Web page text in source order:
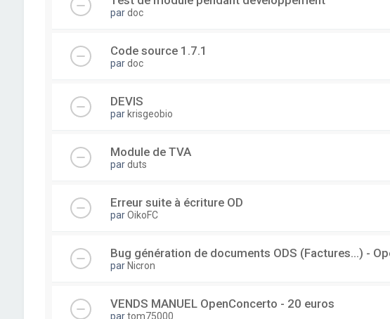
pardoc
Code source 1.7.1
pardoc
DEVIS
par krisgeobio
Module de TVA
parduts
Erreur suite à écriture OD
parOikoFC
Bug génération de documents ODS (Factures...) -
par Nicron
VENDS MANUEL OpenConcerto - 20 euros
partom75000